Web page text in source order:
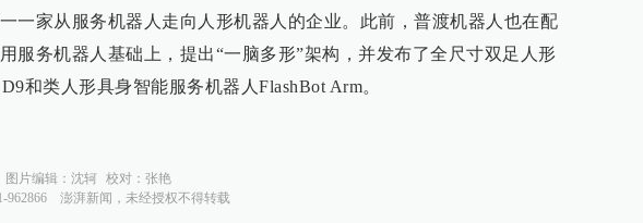
一家从服务机器人走向人形机器人的企业。此前，普渡机器人也在配
服务机器人基础上，提出“一脑多形”架构，并发布了全尺寸双足人形
和类人形具身智能服务机器人FlashBot Arm。
图片编辑： 沈轲 校对： 张艳
962866
澎湃新闻，未经授权不得转载